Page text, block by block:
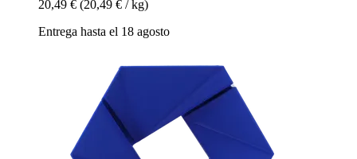
20,49 € (20,49 € / kg)
Entrega hasta el 18 agosto